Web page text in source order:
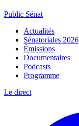
Public Sénat
Actualités
Sénatoriales 2026
Émissions
Documentaires
Podcasts
Programme
Le direct